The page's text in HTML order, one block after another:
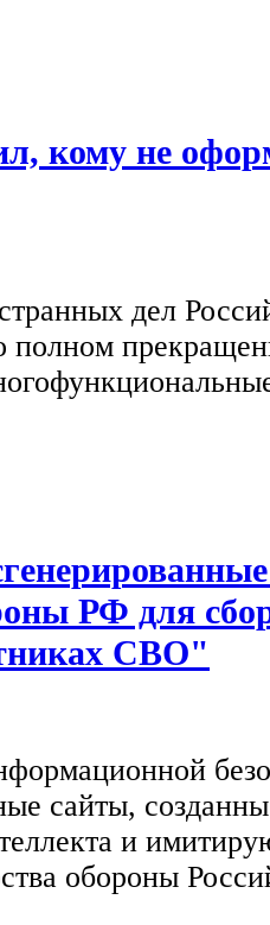
кому не
дел
полном
РФ для
СВО"
сайты,
и
обороны